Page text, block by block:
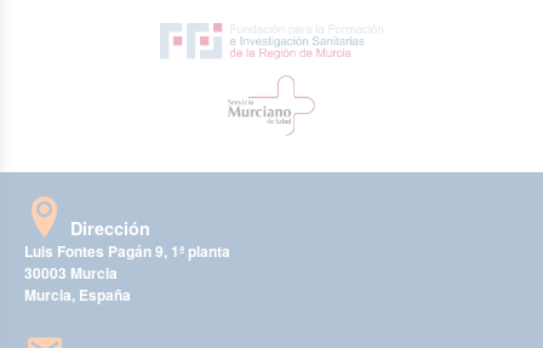
Dirección
Luis Fontes Pagán 9, 1ª planta
30003 Murcia
Murcia, España